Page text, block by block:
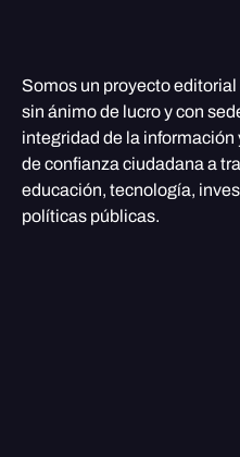
Somos un proyecto editorial
sin ánimo de lucro y con
integridad de la
de confianza ciudadana a
educación, tecnología,
políticas públicas.